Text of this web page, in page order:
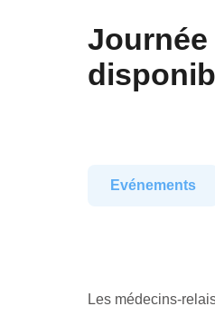
Evénements
Les médecins-